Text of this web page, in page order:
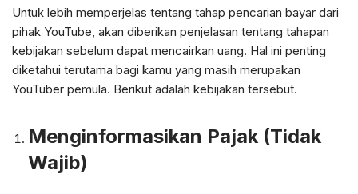
Untuk lebih memperjelas tentang tahap pencarian bayar dari
pihak YouTube, akan diberikan penjelasan tentang tahapan
kebijakan sebelum dapat mencairkan uang. Hal ini penting
diketahui terutama bagi kamu yang masih merupakan
YouTuber pemula. Berikut adalah kebijakan tersebut.
Menginformasikan Pajak (Tidak
Wajib)